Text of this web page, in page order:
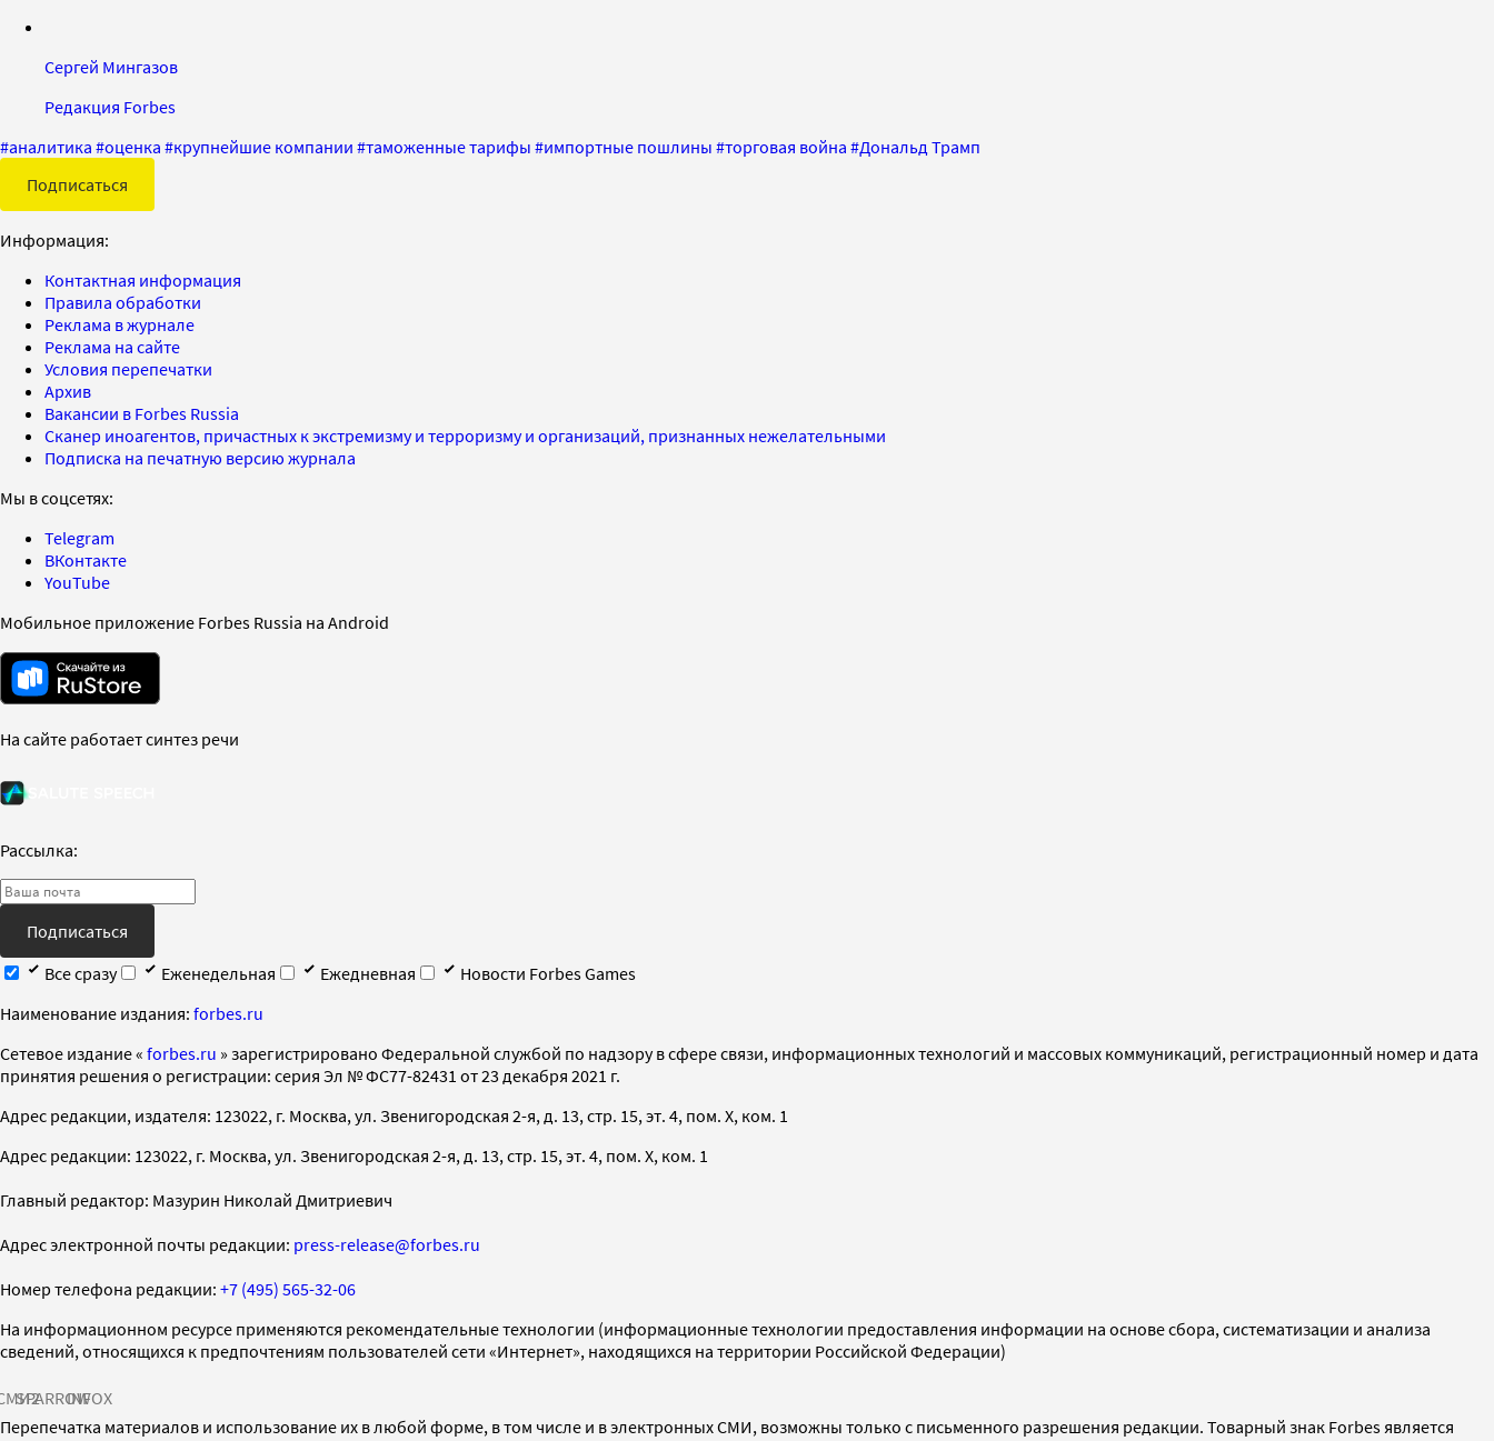
Сергей Мингазов
Редакция Forbes
#аналитика #оценка #крупнейшие компании #таможенные тарифы #импортные пошлины #торговая война #Дональд Трамп
Подписаться
Информация:
Контактная информация
Правила обработки
Реклама в журнале
Реклама на сайте
Условия перепечатки
Архив
Вакансии в Forbes Russia
Сканер иноагентов, причастных к экстремизму и терроризму и организаций, признанных нежелательными
Подписка на печатную версию журнала
Мы в соцсетях:
Telegram
ВКонтакте
YouTube
Мобильное приложение Forbes Russia на Android
На сайте работает синтез речи
Рассылка:
Подписаться
Все сразу
Еженедельная Ежедневная
Новости Forbes Games
Наименование издания: forbes.ru
Cетевое издание « forbes.ru » зарегистрировано Федеральной службой по надзору в сфере связи, информационных технологий и массовых коммуникаций, регистрационный номер и дата
принятия решения о регистрации: серия Эл № ФС77-82431 от 23 декабря 2021 г.
Адрес редакции, издателя: 123022, г. Москва, ул. Звенигородская 2-я, д. 13, стр. 15, эт. 4, пом. X, ком. 1
Адрес редакции: 123022, г. Москва, ул. Звенигородская 2-я, д. 13, стр. 15, эт. 4, пом. X, ком. 1
Главный редактор: Мазурин Николай Дмитриевич
Адрес электронной почты редакции: press-release@forbes.ru
Номер телефона редакции: +7 (495) 565-32-06
На информационном ресурсе применяются рекомендательные технологии (информационные технологии предоставления информации на основе сбора, систематизации и анализа
сведений, относящихся к предпочтениям пользователей сети «Интернет», находящихся на территории Российской Федерации)
SPARROWINFOX
Перепечатка материалов и использование их в любой форме, в том числе и в электронных СМИ, возможны только с письменного разрешения редакции. Товарный знак Forbes является